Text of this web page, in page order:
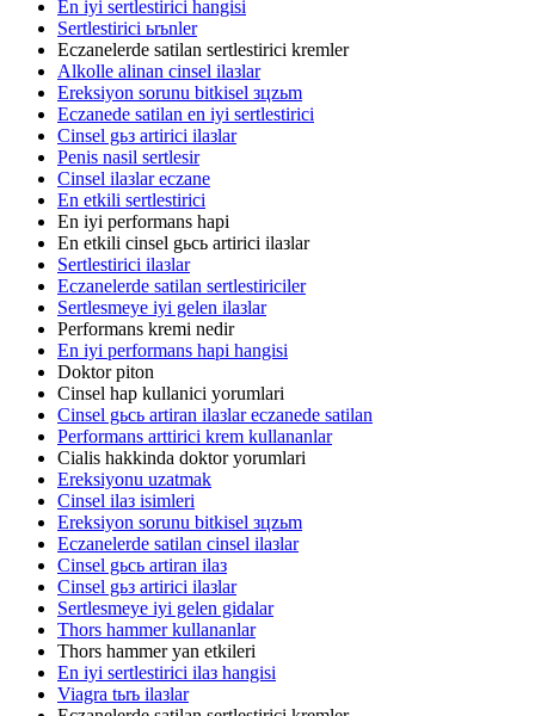
En iyi sertlestirici hangisi
Sertlestirici ьrьnler
Eczanelerde satilan sertlestirici kremler
Alkolle alinan cinsel ilaзlar
Ereksiyon sorunu bitkisel зцzьm
Eczanede satilan en iyi sertlestirici
Cinsel gьз artirici ilaзlar
Penis nasil sertlesir
Cinsel ilaзlar eczane
En etkili sertlestirici
En iyi performans hapi
En etkili cinsel gьcь artirici ilaзlar
Sertlestirici ilaзlar
Eczanelerde satilan sertlestiriciler
Sertlesmeye iyi gelen ilaзlar
Performans kremi nedir
En iyi performans hapi hangisi
Doktor piton
Cinsel hap kullanici yorumlari
Cinsel gьcь artiran ilaзlar eczanede satilan
Performans arttirici krem kullananlar
Cialis hakkinda doktor yorumlari
Ereksiyonu uzatmak
Cinsel ilaз isimleri
Ereksiyon sorunu bitkisel зцzьm
Eczanelerde satilan cinsel ilaзlar
Cinsel gьcь artiran ilaз
Cinsel gьз artirici ilaзlar
Sertlesmeye iyi gelen gidalar
Thors hammer kullananlar
Thors hammer yan etkileri
En iyi sertlestirici ilaз hangisi
Viagra tьrь ilaзlar